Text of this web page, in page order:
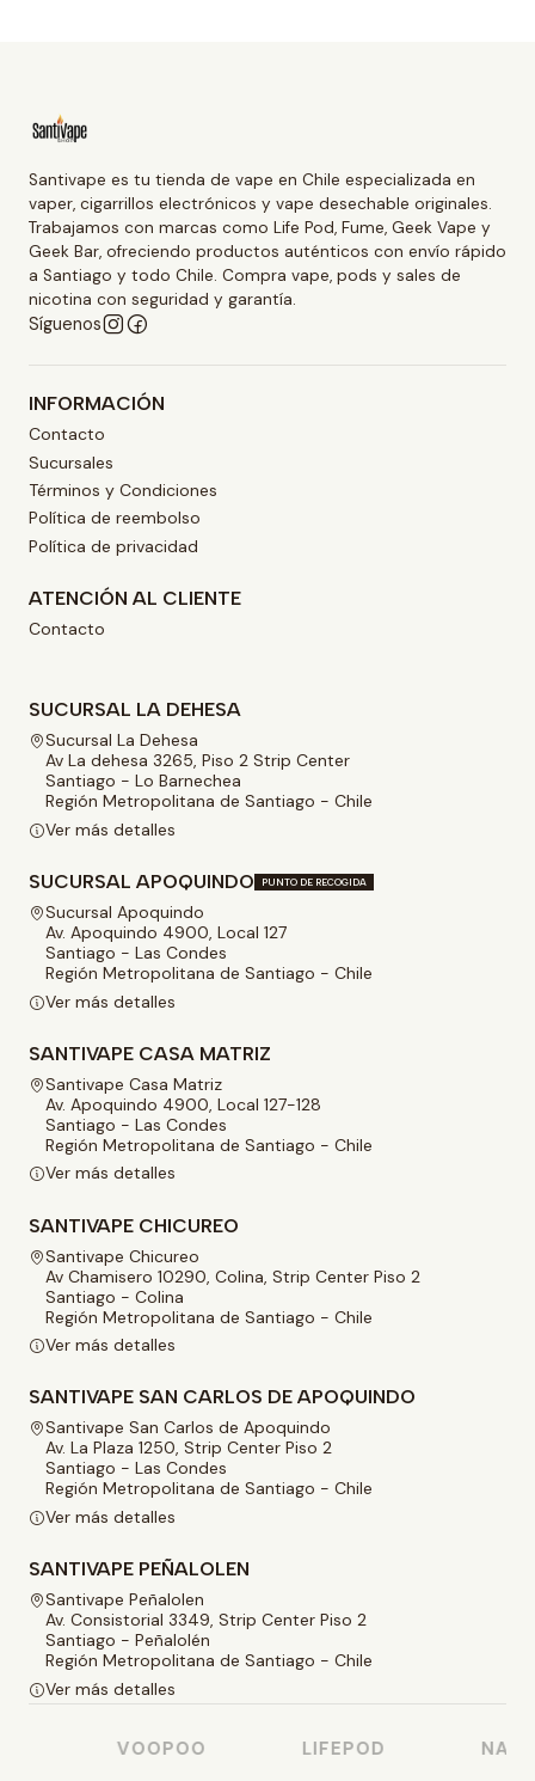
Santivape es tu tienda de vape en Chile especializada en
vaper, cigarrillos electrónicos y vape desechable originales.
Trabajamos con marcas como Life Pod, Fume, Geek Vape y
Geek Bar, ofreciendo productos auténticos con envío rápido
a Santiago y todo Chile. Compra vape, pods y sales de
nicotina con seguridad y garantía.
Síguenos
INFORMACIÓN
Contacto
Sucursales
Términos y Condiciones
Política de reembolso
Política de privacidad
ATENCIÓN AL CLIENTE
Contacto
SUCURSAL LA DEHESA
Sucursal La Dehesa
Av La dehesa 3265, Piso 2 Strip Center
Santiago - Lo Barnechea
Región Metropolitana de Santiago - Chile
Ver más detalles
SUCURSAL APOQUINDO PUNTO DE RECOGIDA
Sucursal Apoquindo
Av. Apoquindo 4900, Local 127
Santiago - Las Condes
Región Metropolitana de Santiago - Chile
Ver más detalles
SANTIVAPE CASA MATRIZ
Santivape Casa Matriz
Av. Apoquindo 4900, Local 127-128
Santiago - Las Condes
Región Metropolitana de Santiago - Chile
Ver más detalles
SANTIVAPE CHICUREO
Santivape Chicureo
Av Chamisero 10290, Colina, Strip Center Piso 2
Santiago - Colina
Región Metropolitana de Santiago - Chile
Ver más detalles
SANTIVAPE SAN CARLOS DE APOQUINDO
Santivape San Carlos de Apoquindo
Av. La Plaza 1250, Strip Center Piso 2
Santiago - Las Condes
Región Metropolitana de Santiago - Chile
Ver más detalles
SANTIVAPE PEÑALOLEN
Santivape Peñalolen
Av. Consistorial 3349, Strip Center Piso 2
Santiago - Peñalolén
Región Metropolitana de Santiago - Chile
Ver más detalles
VOOPOO LIFEPOD